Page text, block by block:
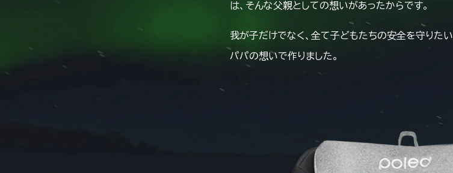
は、そんな父親としての想いがあったからです。
我が子だけでなく、全て子どもたちの安全を守りたい
パパの想いで作りました。